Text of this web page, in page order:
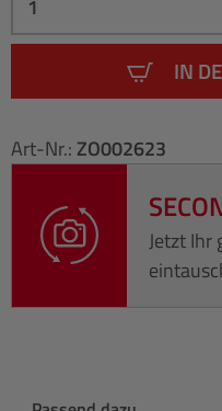
IN
Art-Nr.: ZO002623
Jetzt Ihr